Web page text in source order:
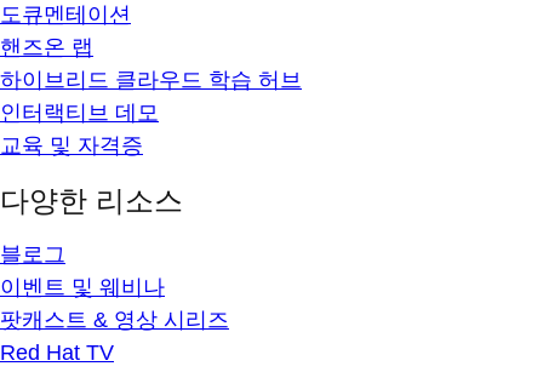
도큐멘테이션
핸즈온 랩
하이브리드 클라우드 학습 허브
인터랙티브 데모
교육 및 자격증
다양한 리소스
블로그
이벤트 및 웨비나
팟캐스트 & 영상 시리즈
Red Hat TV